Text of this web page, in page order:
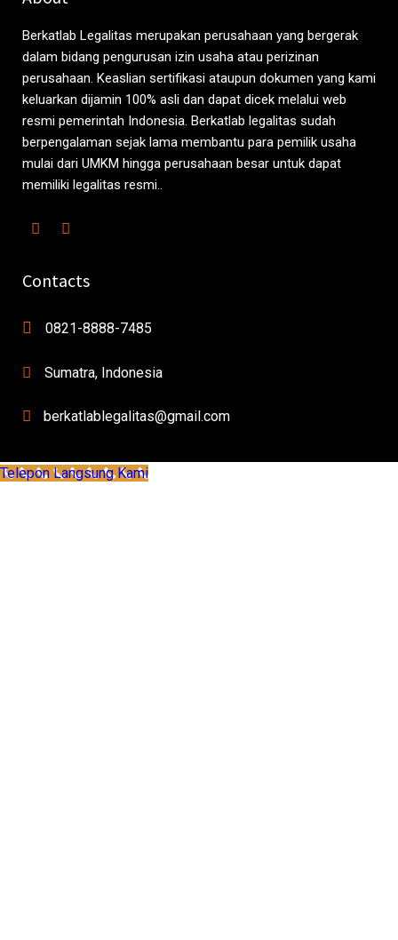
Berkatlab Legalitas merupakan perusahaan yang bergerak
dalam bidang pengurusan izin usaha atau perizinan
perusahaan. Keaslian sertifikasi ataupun dokumen yang kami
keluarkan dijamin 100% asli dan dapat dicek melalui web
resmi pemerintah Indonesia. Berkatlab legalitas sudah
berpengalaman sejak lama membantu para pemilik usaha
mulai dari UMKM hingga perusahaan besar untuk dapat
memiliki legalitas resmi..
Contacts
0821-8888-7485
Sumatra, Indonesia
berkatlablegalitas@gmail.com
Telepon Langsung Kami